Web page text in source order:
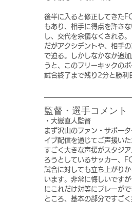
後半に入ると修正してきた
もあり、相手に得点を許さ
し、交代を余儀なくされる。
だがアクシデントや、相手
で迫る。しかしなかなか追
うと、このフリーキックの
試合終了まで残り2分と勝利
監督・選手コメント
・大嶽直人監督
まず沢山のファン・サポー
イブ配信を通じてご声援い
すごく大きな声援がスタジ
ろうとしているサッカー、
試合に対しても立ち上がり
います。非常に悔しいです
にこれだけ対等にプレーが
ところ、基本の部分ですご